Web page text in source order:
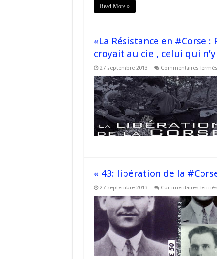
Read More »
«La Résistance en #Corse
croyait au ciel, celui qui
27 septembre 2013 Commentaires fermés
« 43: libération de la
27 septembre 2013 Commentaires fermés